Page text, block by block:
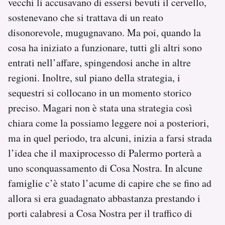
sostenevano che si trattava di un reato
disonorevole, mugugnavano. Ma poi, quando la
cosa ha iniziato a funzionare, tutti gli altri sono
entrati nell’affare, spingendosi anche in altre
regioni. Inoltre, sul piano della strategia, i
sequestri si collocano in un momento storico
preciso. Magari non è stata una strategia così
chiara come la possiamo leggere noi a posteriori,
ma in quel periodo, tra alcuni, inizia a farsi strada
l’idea che il maxiprocesso di Palermo porterà a
uno sconquassamento di Cosa Nostra. In alcune
famiglie c’è stato l’acume di capire che se fino ad
allora si era guadagnato abbastanza prestando i
porti calabresi a Cosa Nostra per il traffico di